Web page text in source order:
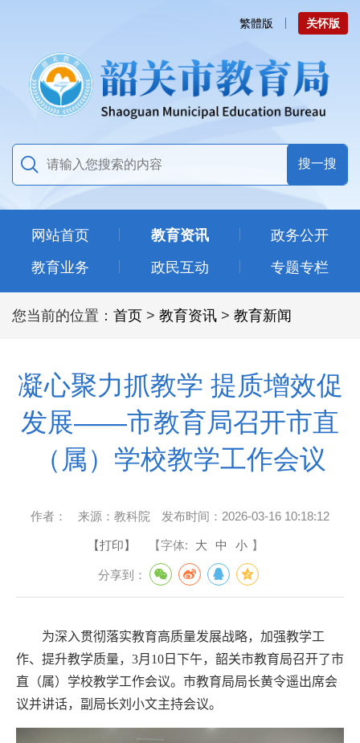
繁體版 关怀版
网站首页 教育资讯
政务公开
教育业务
政民互动 专题专栏
您当前的位置： 首页 > 教育资讯 > 教育新闻
凝心聚力抓教学 提质增效促
发展——市教育局召开市直
（属）学校教学工作会议
作者： 来源： 教科院 发布时间： 2026-03-16 10:18:12
【打印】 【字体: 大 中 小 】
分享到：
为深入贯彻落实教育高质量发展战略，加强教学工
作、提升教学质量， 3月 10 日下午，韶关市教育局召开了市
直（属）学校教学工作会议。市教育局局长黄令遥出席会
议并讲话，副局长刘小文主持会议。